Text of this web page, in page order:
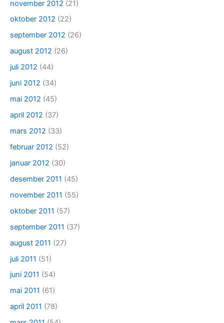
november 2012 (21)
oktober 2012 (22)
september 2012 (26)
august 2012 (26)
juli 2012 (44)
juni 2012 (34)
mai 2012 (45)
april 2012 (37)
mars 2012 (33)
februar 2012 (52)
januar 2012 (30)
desember 2011 (45)
november 2011 (55)
oktober 2011 (57)
september 2011 (37)
august 2011 (27)
juli 2011 (51)
juni 2011 (54)
mai 2011 (61)
april 2011 (78)